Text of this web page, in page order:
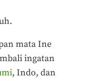
mata Ine
ingatan
, Indo, dan